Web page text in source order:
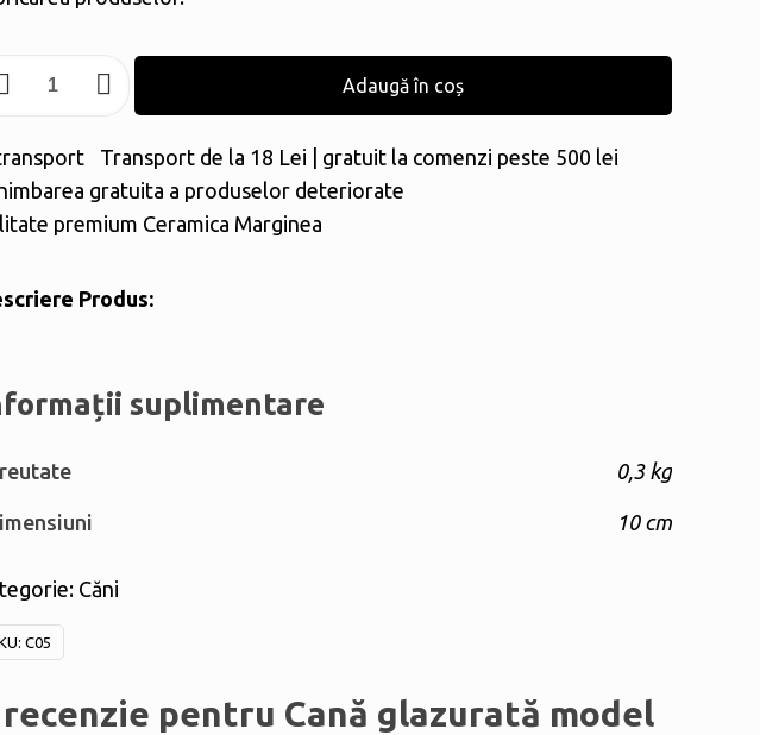
Adaugă în coș
Transport de la 18 Lei | gratuit la comenzi peste 500 lei
gratuita a produselor deteriorate
premium Ceramica Marginea
Produs:
suplimentare
0,3 kg
10 cm
Căni
C05
recenzie pentru Cană glazurată model